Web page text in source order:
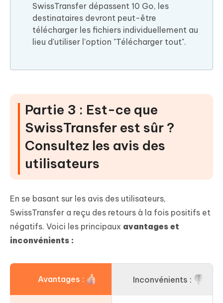
SwissTransfer dépassent 10 Go, les
destinataires devront peut-être
télécharger les fichiers individuellement au
lieu d'utiliser l'option "Télécharger tout".
Partie 3 : Est-ce que
SwissTransfer est sûr ?
Consultez les avis des
utilisateurs
En se basant sur les avis des utilisateurs,
SwissTransfer a reçu des retours à la fois positifs et
négatifs. Voici les principaux avantages et
inconvénients :
Avantages : Inconvénients :